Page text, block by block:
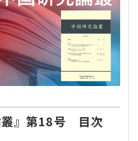
叢』第18号 目次